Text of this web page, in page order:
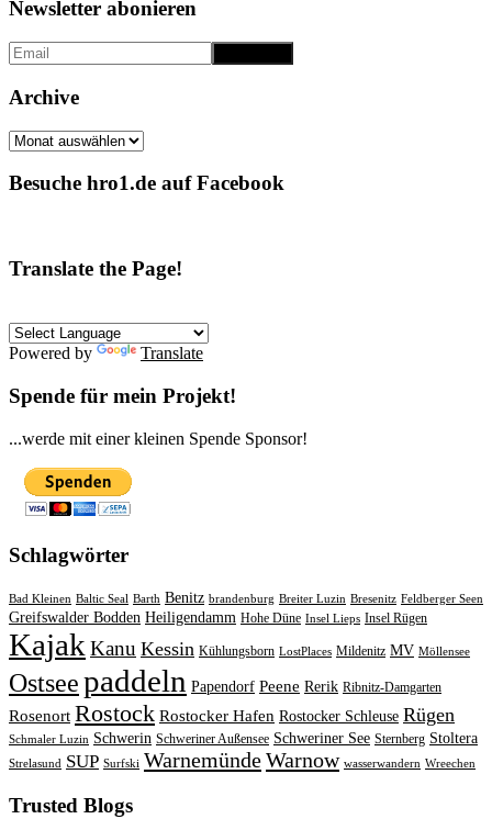
Newsletter abonieren
Archive
Archive
Besuche hro1.de auf Facebook
Translate the Page!
Powered by Translate
Spende für mein Projekt!
...werde mit einer kleinen Spende Sponsor!
Schlagwörter
Bad Kleinen Baltic Seal Barth Benitz brandenburg Breiter Luzin Bresenitz Feldberger Seen
Greifswalder Bodden Heiligendamm Hohe Düne Insel Lieps Insel Rügen
Kajak Kanu Kessin Kühlungsborn LostPlaces Mildenitz MV Möllensee
Ostseepaddeln Papendorf Peene Rerik Ribnitz-Damgarten
Rosenort Rostock Rostocker Hafen Rostocker Schleuse Rügen
Schmaler Luzin Schwerin Schweriner Außensee Schweriner See Sternberg Stoltera
Strelasund SUP Surfski WarnemündeWarnow wasserwandern Wreechen
Trusted Blogs